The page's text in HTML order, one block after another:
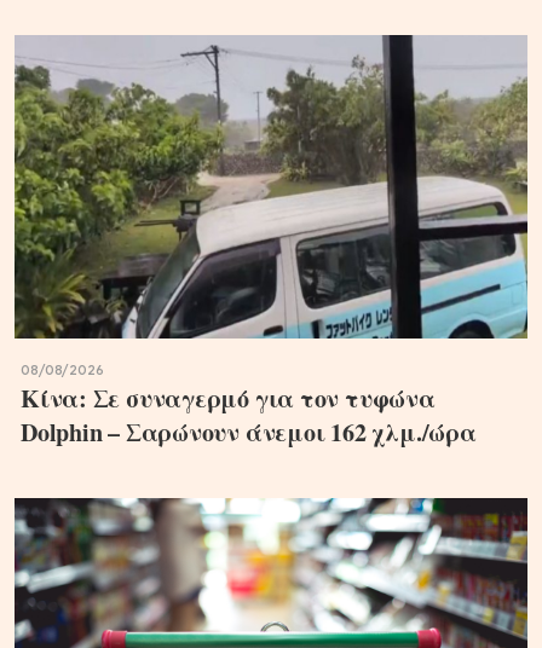
08/08/2026
Κίνα: Σε συναγερμό για τον τυφώνα
Dolphin – Σαρώνουν άνεμοι 162 χλμ./ώρα